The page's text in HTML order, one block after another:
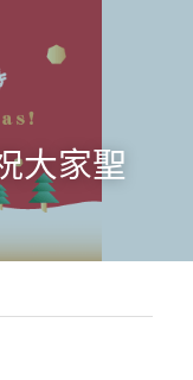
大家聖